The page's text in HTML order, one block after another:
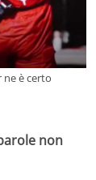
ne è certo
non